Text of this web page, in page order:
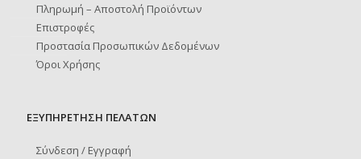
Πληρωμή – Αποστολή Προϊόντων
Επιστροφές
Προστασία Προσωπικών Δεδομένων
Όροι Χρήσης
ΕΞΥΠΗΡΕΤΗΣΗ ΠΕΛΑΤΩΝ
Σύνδεση / Εγγραφή